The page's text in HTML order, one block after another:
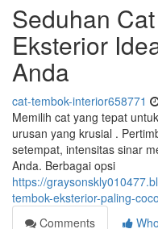
Seduhan
Eksterior
Anda
cat-tembok-interior658771
Memilih cat yang tepat
urusan yang krusial .
setempat, intensitas sinar
Anda. Berbagai opsi
https://
tembok-eksterior-paling-
Comments